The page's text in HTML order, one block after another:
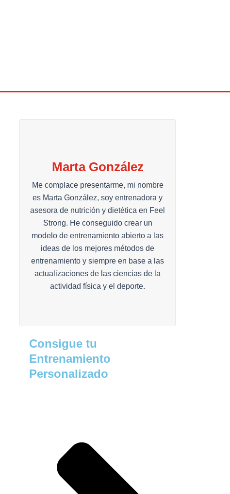
Marta González
Me complace presentarme, mi nombre
es Marta González, soy entrenadora y
asesora de nutrición y dietética en Feel
Strong. He conseguido crear un
modelo de entrenamiento abierto a las
ideas de los mejores métodos de
entrenamiento y siempre en base a las
actualizaciones de las ciencias de la
actividad física y el deporte.
Consigue tu
Entrenamiento
Personalizado